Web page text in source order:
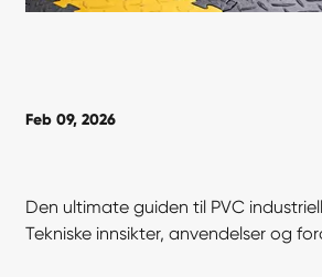
Feb 09, 2026
Den ultimate guiden til PVC
Tekniske innsikter, anvendelser og